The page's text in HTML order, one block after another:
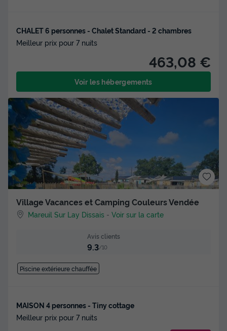
CHALET 6 personnes - Chalet Standard - 2 chambres
Meilleur prix pour 7 nuits
463,08 €
Voir les hébergements
Village Vacances et Camping Couleurs Vendée
Mareuil Sur Lay Dissais -Voir sur la carte
Avis clients
9.3/10
Piscine extérieure chauffée
MAISON 4 personnes - Tiny cottage
Meilleur prix pour 7 nuits